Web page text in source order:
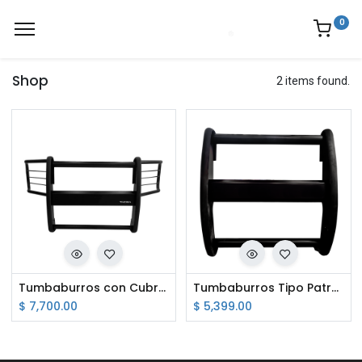
0
Shop 2 items found.
Tumbaburros con Cubre Faros para Patrulla Pick Up
$ 7,700.00
Tumbaburros Tipo Patrulla
$ 5,399.00